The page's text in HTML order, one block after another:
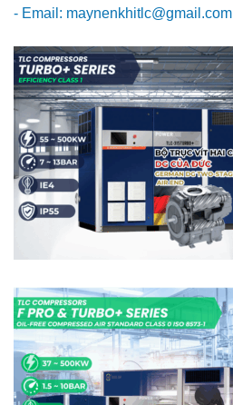
- Email: maynenkhitlc@gmail.com